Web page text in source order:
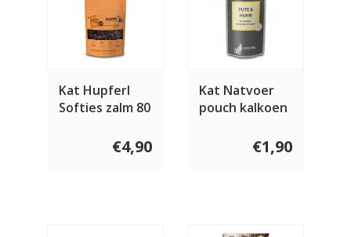
Kat Hupferl
Softies zalm 80
€4,90
Kat Natvoer
pouch kalkoen
gamander 100
€1,90